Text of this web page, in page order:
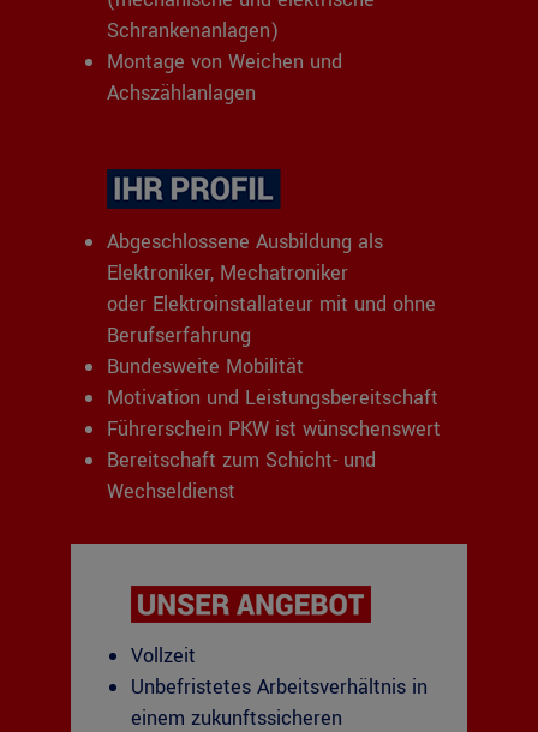
Schrankenanlagen)
Montage von Weichen und
Achszählanlagen
Abgeschlossene Ausbildung als
Elektroniker, Mechatroniker
oder Elektroinstallateur mit und ohne
Berufserfahrung
Bundesweite Mobilität
Motivation und Leistungsbereitschaft
Führerschein PKW ist wünschenswert
Bereitschaft zum Schicht- und
Wechseldienst
Vollzeit
Unbefristetes Arbeitsverhältnis in
einem zukunftssicheren